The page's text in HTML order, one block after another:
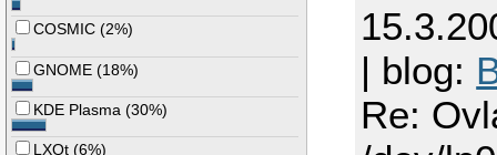
COSMIC (2%)
GNOME (18%)
KDE Plasma (30%)
LXQt (6%)
| blog:
Re: